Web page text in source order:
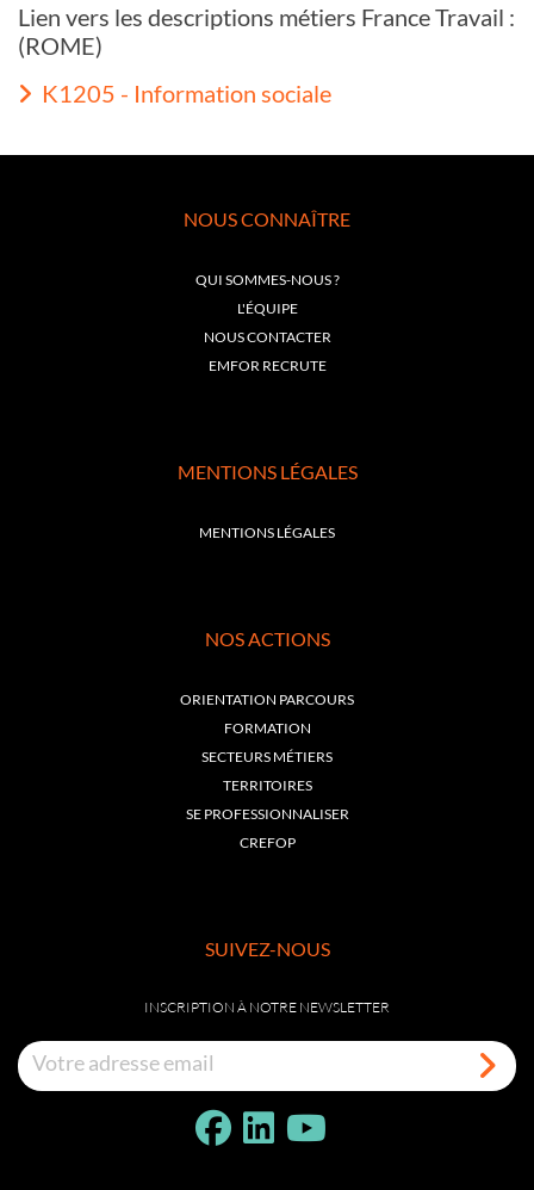
Lien vers les descriptions métiers France Travail :
(ROME)
K1205 - Information sociale
NOUS CONNAÎTRE
QUI SOMMES-NOUS ?
L'ÉQUIPE
NOUS CONTACTER
EMFOR RECRUTE
MENTIONS LÉGALES
MENTIONS LÉGALES
NOS ACTIONS
ORIENTATION PARCOURS
FORMATION
SECTEURS MÉTIERS
TERRITOIRES
SE PROFESSIONNALISER
CREFOP
SUIVEZ-NOUS
INSCRIPTION À NOTRE NEWSLETTER